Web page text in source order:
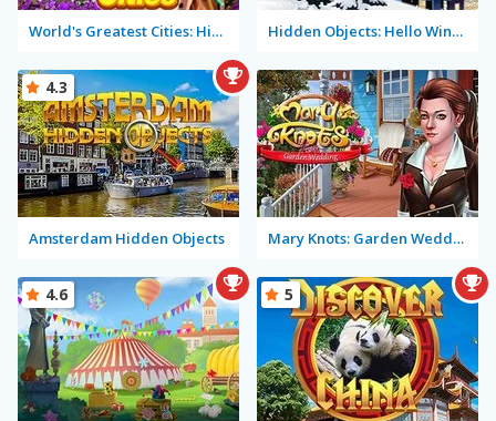
World's Greatest Cities: Hidden Objects Hidden Objects: Hello Winter
Amsterdam Hidden Objects
4.3
Mary Knots: Garden Wedding
4.6 5